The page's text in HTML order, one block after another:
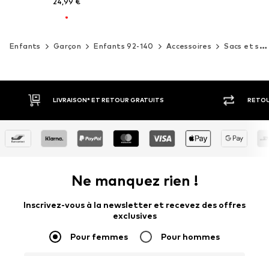
Enfants Garçon Enfants 92-140 Accessoires Sacs et sacs à dos
RETOUR SOUS 30 JOURS
Ne manquez rien !
Inscrivez-vous à la newsletter et recevez des offres
exclusives
Pour femmes Pour hommes